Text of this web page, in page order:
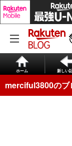
ホーム 新しい
merciful3800のブ